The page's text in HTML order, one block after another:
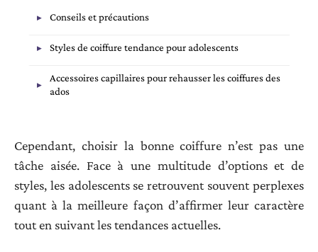
Conseils et précautions
Styles de coiffure tendance pour adolescents
Accessoires capillaires pour rehausser les coiffures des
ados
Cependant, choisir la bonne coiffure n’est pas une
tâche aisée. Face à une multitude d’options et de
styles, les adolescents se retrouvent souvent perplexes
quant à la meilleure façon d’affirmer leur caractère
tout en suivant les tendances actuelles.